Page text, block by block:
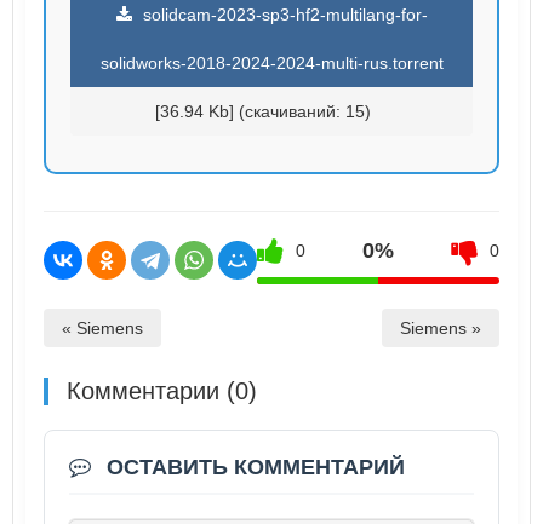
solidcam-2023-sp3-hf2-multilang-for-
solidworks-2018-2024-2024-multi-rus.torrent
[36.94 Kb] (cкачиваний: 15)
0 0% 0
« Siemens Siemens »
Комментарии (0)
ОСТАВИТЬ КОММЕНТАРИЙ